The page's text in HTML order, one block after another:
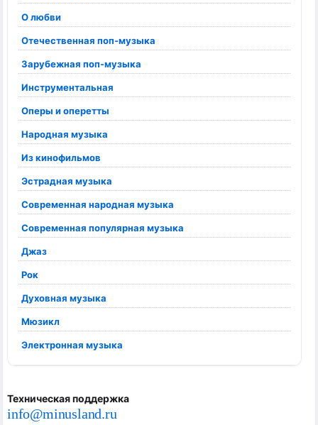
О любви
Отечественная поп-музыка
Зарубежная поп-музыка
Инструментальная
Оперы и оперетты
Народная музыка
Из кинофильмов
Эстрадная музыка
Современная народная музыка
Современная популярная музыка
Джаз
Рок
Духовная музыка
Мюзикл
Электронная музыка
Техническая поддержка
info@minusland.ru